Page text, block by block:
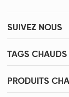
SUIVEZ NOUS
TAGS CHAUDS
PRODUITS